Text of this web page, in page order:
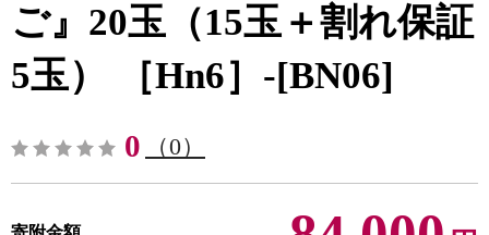
ご』20玉（15玉＋割れ保証
5玉） ［Hn6］-[BN06]
0 （0）